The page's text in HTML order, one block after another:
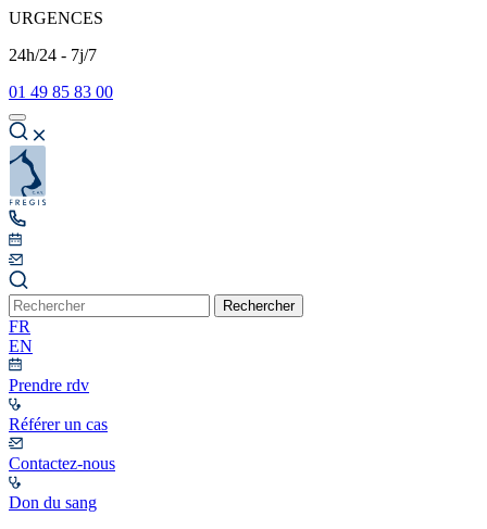
URGENCES
24h/24 - 7j/7
01 49 85 83 00
Rechercher
FR
EN
Prendre rdv
Référer un cas
Contactez-nous
Don du sang